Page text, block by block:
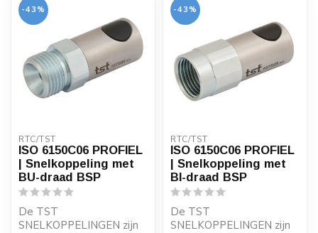
-43%
RTC/TST
ISO 6150C06 PROFIEL
| Snelkoppeling met
BU-draad BSP
De TST
SNELKOPPELINGEN zijn
-43%
RTC/TST
ISO 6150C06 PROFIEL
| Snelkoppeling met
BI-draad BSP
De TST
SNELKOPPELINGEN zijn